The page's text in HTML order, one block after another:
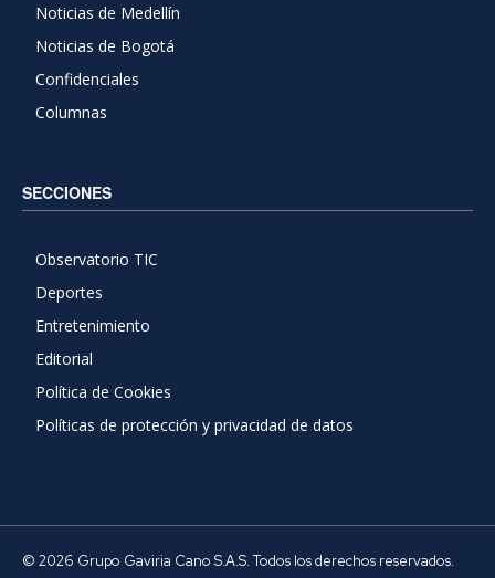
Noticias de Medellín
Noticias de Bogotá
Confidenciales
Columnas
SECCIONES
Observatorio TIC
Deportes
Entretenimiento
Editorial
Política de Cookies
Políticas de protección y privacidad de datos
© 2026 Grupo Gaviria Cano S.A.S. Todos los derechos reservados.